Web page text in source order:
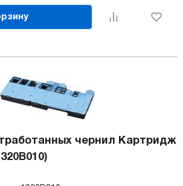
чернил Картридж